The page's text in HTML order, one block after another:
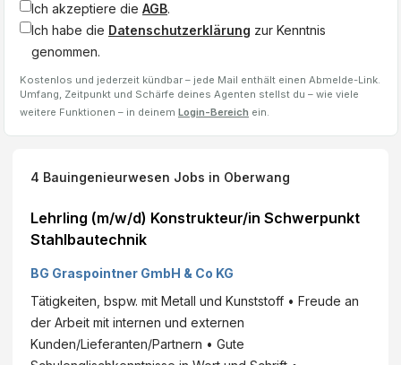
Ich akzeptiere die AGB.
Ich habe die Datenschutzerklärung zur Kenntnis
genommen.
Kostenlos und jederzeit kündbar – jede Mail enthält einen Abmelde-Link.
Umfang, Zeitpunkt und Schärfe deines Agenten stellst du – wie viele
weitere Funktionen – in deinem Login-Bereich ein.
4 Bauingenieurwesen Jobs in Oberwang
Lehrling (m/w/d) Konstrukteur/in Schwerpunkt
Stahlbautechnik
BG Graspointner GmbH & Co KG
Tätigkeiten, bspw. mit Metall und Kunststoff • Freude an
der Arbeit mit internen und externen
Kunden/Lieferanten/Partnern • Gute